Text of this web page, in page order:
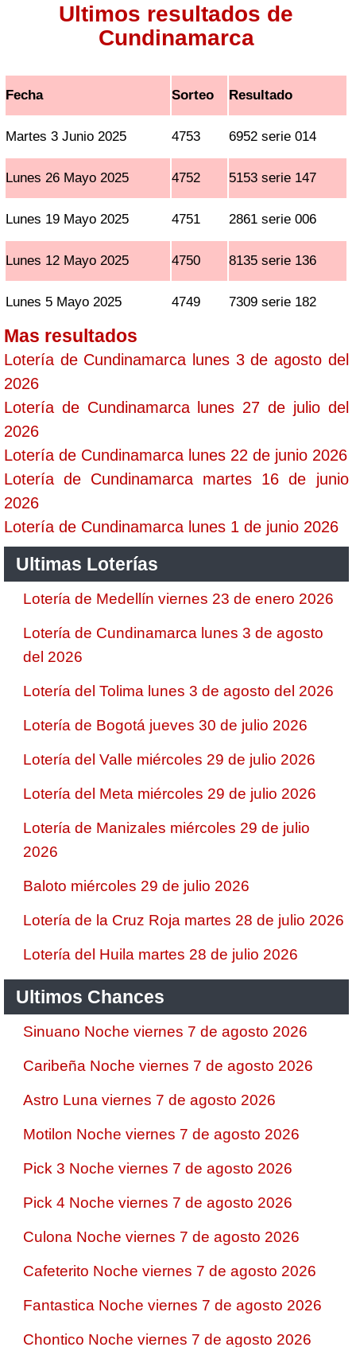
Ultimos resultados de
Cundinamarca
Fecha Sorteo Resultado
Martes 3 Junio 2025 4753 6952 serie 014
Lunes 26 Mayo 2025 4752 5153 serie 147
Lunes 19 Mayo 2025 4751 2861 serie 006
Lunes 12 Mayo 2025 4750 8135 serie 136
Lunes 5 Mayo 2025 4749 7309 serie 182
Mas resultados
Lotería de Cundinamarca lunes 3 de agosto del
2026
Lotería de Cundinamarca lunes 27 de julio del
2026
Lotería de Cundinamarca lunes 22 de junio 2026
Lotería de Cundinamarca martes 16 de junio
2026
Lotería de Cundinamarca lunes 1 de junio 2026
Ultimas Loterías
Lotería de Medellín viernes 23 de enero 2026
Lotería de Cundinamarca lunes 3 de agosto
del 2026
Lotería del Tolima lunes 3 de agosto del 2026
Lotería de Bogotá jueves 30 de julio 2026
Lotería del Valle miércoles 29 de julio 2026
Lotería del Meta miércoles 29 de julio 2026
Lotería de Manizales miércoles 29 de julio
2026
Baloto miércoles 29 de julio 2026
Lotería de la Cruz Roja martes 28 de julio 2026
Lotería del Huila martes 28 de julio 2026
Ultimos Chances
Sinuano Noche viernes 7 de agosto 2026
Caribeña Noche viernes 7 de agosto 2026
Astro Luna viernes 7 de agosto 2026
Motilon Noche viernes 7 de agosto 2026
Pick 3 Noche viernes 7 de agosto 2026
Pick 4 Noche viernes 7 de agosto 2026
Culona Noche viernes 7 de agosto 2026
Cafeterito Noche viernes 7 de agosto 2026
Fantastica Noche viernes 7 de agosto 2026
Chontico Noche viernes 7 de agosto 2026